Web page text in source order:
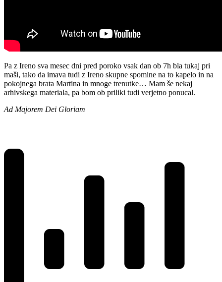
Pa z Ireno sva mesec dni pred poroko vsak dan ob 7h bla tukaj pri
maši, tako da imava tudi z Ireno skupne spomine na to kapelo in na
pokojnega brata Martina in mnoge trenutke… Mam še nekaj
arhivskega materiala, pa bom ob priliki tudi verjetno ponucal.
Ad Majorem Dei Gloriam